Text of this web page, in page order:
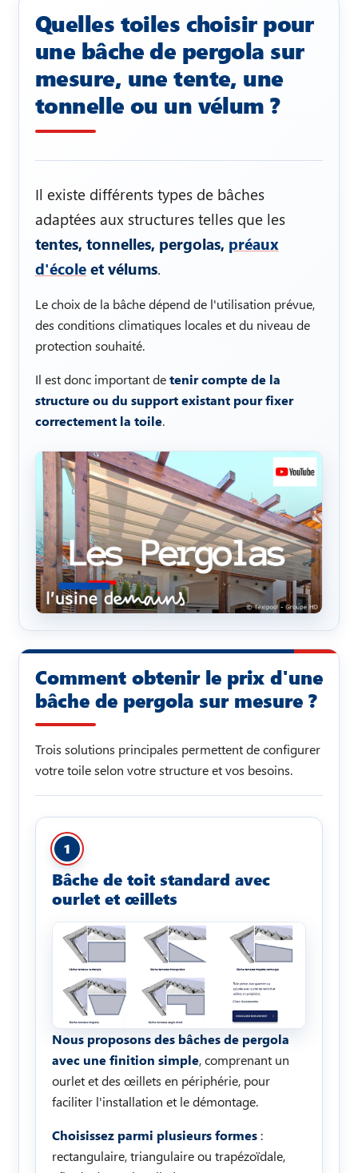
Quelles toiles choisir pour
une bâche de pergola sur
mesure, une tente, une
tonnelle ou un vélum ?
Il existe différents types de bâches
adaptées aux structures telles que les
tentes, tonnelles, pergolas, préaux
d'écoleet vélums.
Le choix de la bâche dépend de l'utilisation prévue,
des conditions climatiques locales et du niveau de
protection souhaité.
Il est donc important detenir compte de la
structure ou du support existant pour fixer
correctement la toile.
Comment obtenir le prix d'une
bâche de pergola sur mesure ?
Trois solutions principales permettent de configurer
votre toile selon votre structure et vos besoins.
1
Bâche de toit standard avec
ourlet et œillets
Nous proposons des bâches de pergola
avec une finition simple, comprenant un
ourlet et des œillets en périphérie, pour
faciliter l'installation et le démontage.
Choisissez parmi plusieurs formes :
rectangulaire, triangulaire ou trapézoïdale,